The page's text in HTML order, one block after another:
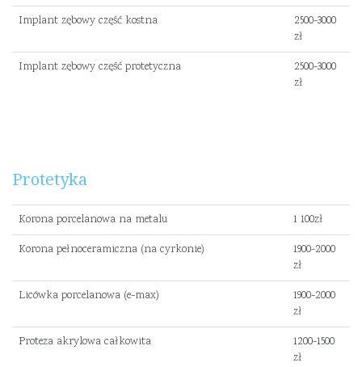
Implant zębowy część kostna
2500-3000
zł
Implant zębowy część protetyczna
2500-3000
zł
Protetyka
Korona porcelanowa na metalu
1 100zł
Korona pełnoceramiczna (na cyrkonie)
1900-2000
zł
Licówka porcelanowa (e-max)
1900-2000
zł
Proteza akrylowa całkowita
1200-1500
zł